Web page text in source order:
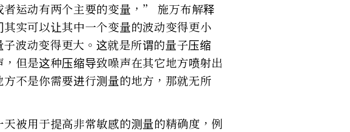
运动有两个主要的变量，” 施万布解释
实可以让其中一个变量的波动变得更小
波动变得更大。这就是所谓的量子压缩
但是这种压缩导致噪声在其它地方喷射出
不是你需要进行测量的地方，那就无所
被用于提高非常敏感的测量的精确度，例